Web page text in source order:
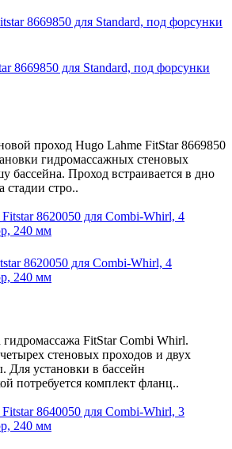
8669850 для Standard, под форсунки
проход Hugo Lahme FitStar 8669850
гидромассажных стеновых
бассейна. Проход встраивается в дно
стадии стро..
8620050 для Combi-Whirl, 4
240 мм
гидромассажа FitStar Combi Whirl.
стеновых проходов и двух
Для установки в бассейн
потребуется комплект фланц..